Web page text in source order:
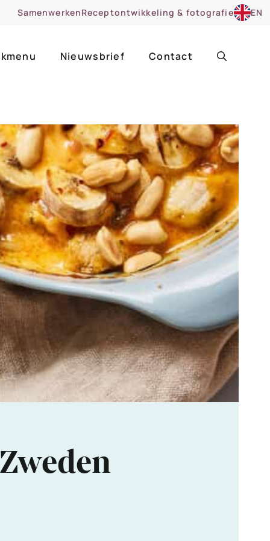
SamenwerkenReceptontwikkeling & fotografie EN
zoet
Nieuwsbrief Contact